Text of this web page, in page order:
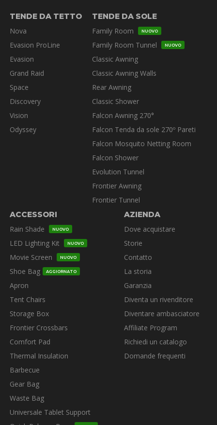
TENDE DA TETTO
Nova
Evasion ProLine
Evasion
Grand Raid
Space
Discovery
Vision
Odyssey
TENDE DA SOLE
Family Room
NUOVO
Family Room Tunnel NUOVO
Classic Awning
Classic Awning Walls
Rear Awning
Classic Shower
Falcon Awning 270°
Falcon Tenda da sole 270º Pareti
Falcon Mosquito Netting Room
Falcon Shower
Evolution Tunnel
Frontier Awning
Frontier Tunnel
ACCESSORI
Rain Shade
NUOVO
LED Lighting Kit NUOVO
Movie Screen NUOVO
Shoe Bag AGGIORNATO
Apron
Tent Chairs
Storage Box
Frontier Crossbars
Comfort Pad
Thermal Insulation
Barbecue
Gear Bag
Waste Bag
Universale Tablet Support
AZIENDA
Dove acquistare
Storie
Contatto
La storia
Garanzia
Diventa un rivenditore
Diventare ambasciatore
Affiliate Program
Richiedi un catalogo
Domande frequenti